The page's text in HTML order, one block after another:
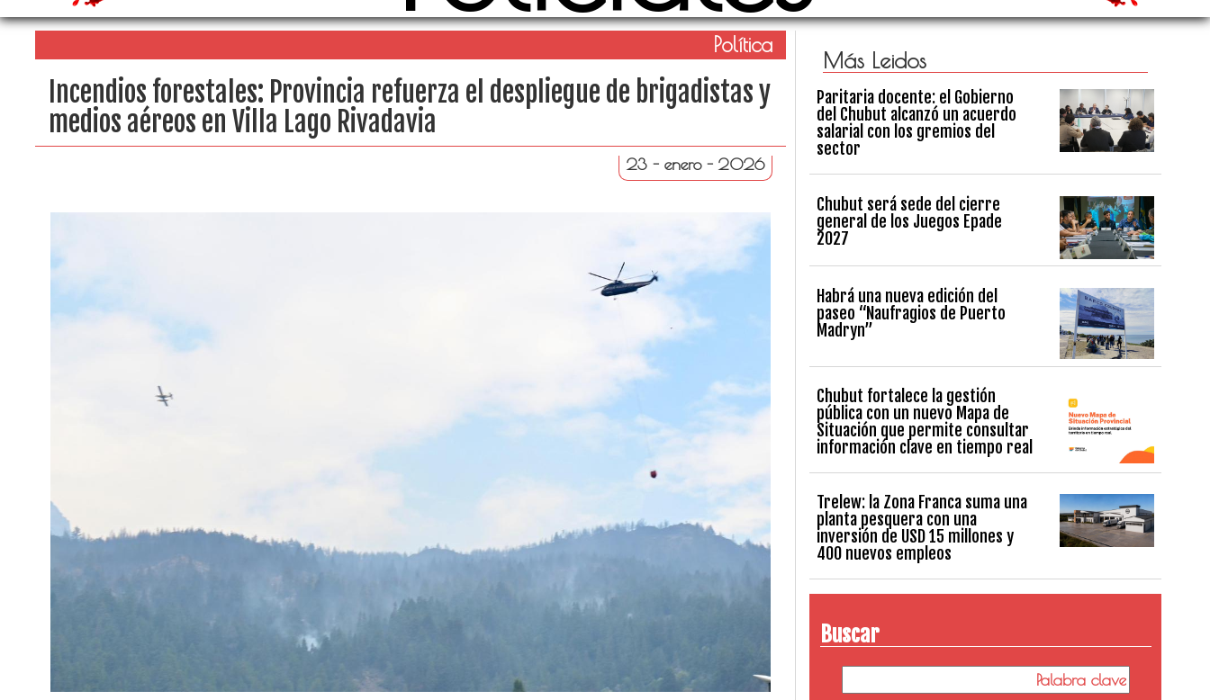
Política
Incendios forestales: Provincia refuerza el despliegue de brigadistas y
medios aéreos en Villa Lago Rivadavia
23 - enero - 2026
Más Leidos
Paritaria docente: el Gobierno
del Chubut alcanzó un acuerdo
salarial con los gremios del
sector
Chubut será sede del cierre
general de los Juegos Epade
2027
Habrá una nueva edición del
paseo “Naufragios de Puerto
Madryn”
Chubut fortalece la gestión
pública con un nuevo Mapa de
Situación que permite consultar
información clave en tiempo real
Trelew: la Zona Franca suma una
planta pesquera con una
inversión de USD 15 millones y
400 nuevos empleos
Buscar